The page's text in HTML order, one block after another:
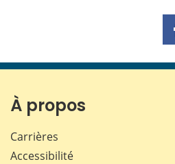
À propos
Carrières
Accessibilité